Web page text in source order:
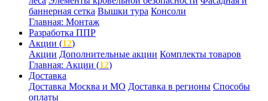
баннерная сетка Вышки тура Консоли
Главная: Монтаж
Разработка ППР
Акции (12)
Акции Дополнительные акции Комплекты товаров
Главная: Акции (12)
Доставка
Доставка Москва и МО Доставка в регионы Способы
оплаты